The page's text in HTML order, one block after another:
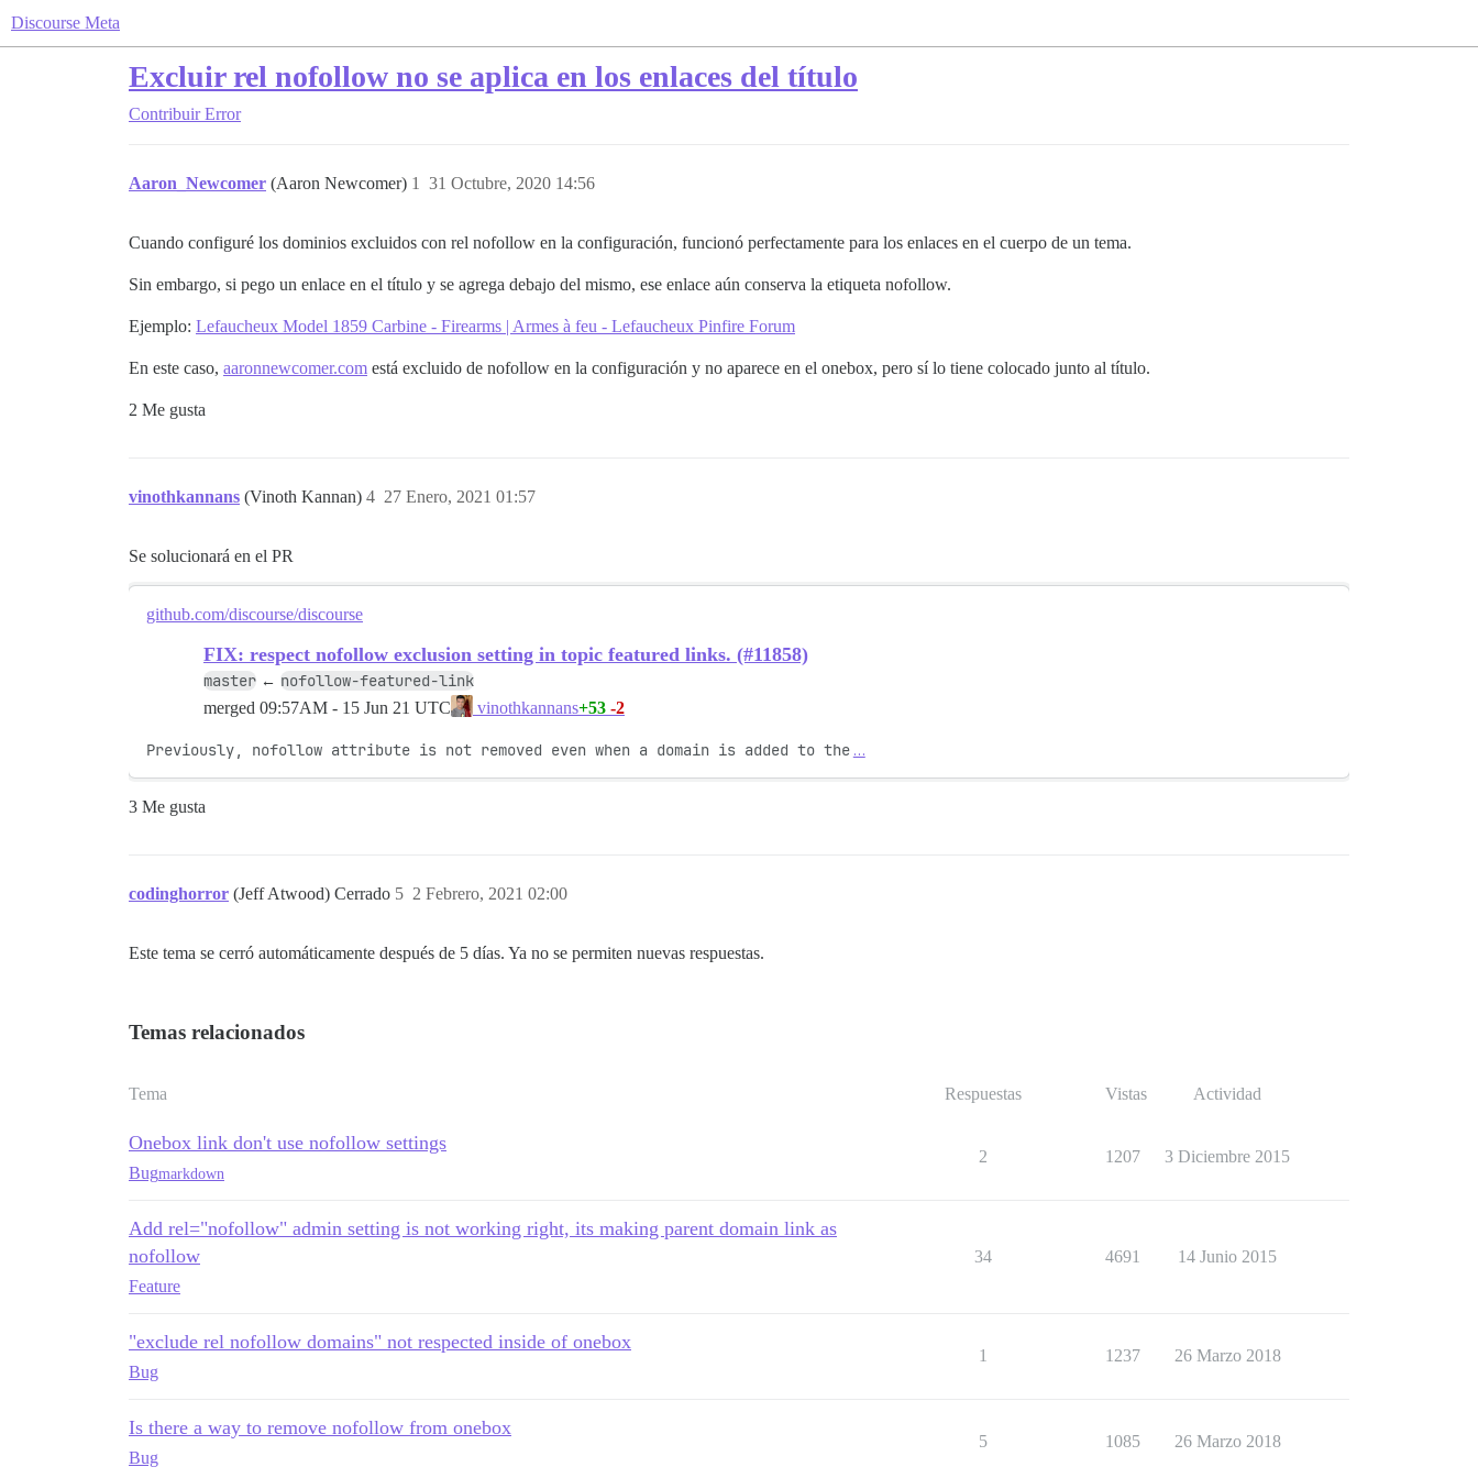
Discourse Meta
Excluir rel nofollow no se aplica en los enlaces del título
Contribuir Error
Aaron_Newcomer (Aaron Newcomer) 31 Octubre, 2020 14:56
1
Cuando configuré los dominios excluidos con rel nofollow en la configuración, funcionó perfectamente para los enlaces en el cuerpo de un tema.
Sin embargo, si pego un enlace en el título y se agrega debajo del mismo, ese enlace aún conserva la etiqueta nofollow.
Ejemplo: Lefaucheux Model 1859 Carbine - Firearms | Armes à feu - Lefaucheux Pinfire Forum
En este caso, aaronnewcomer.com está excluido de nofollow en la configuración y no aparece en el onebox, pero sí lo tiene colocado junto al título.
2 Me gusta
vinothkannans (Vinoth Kannan) 27 Enero, 2021 01:57
4
Se solucionará en el PR
github.com/discourse/discourse
FIX: respect nofollow exclusion setting in topic featured links. (#11858)
master ← nofollow-featured-link
merged 09:57AM - 15 Jun 21 UTC vinothkannans+53 -2
Previously, nofollow attribute is not removed even when a domain is added to the …
3 Me gusta
codinghorror (Jeff Atwood) Cerrado 2 Febrero, 2021 02:00
5
Este tema se cerró automáticamente después de 5 días. Ya no se permiten nuevas respuestas.
Temas relacionados
Tema Respuestas Vistas Actividad
Onebox link don't use nofollow settings
Bugmarkdown
2 1207 3 Diciembre 2015
Add rel="nofollow" admin setting is not working right, its making parent domain link as
nofollow
Feature
34 4691 14 Junio 2015
"exclude rel nofollow domains" not respected inside of onebox
Bug
1 1237 26 Marzo 2018
Is there a way to remove nofollow from onebox
Bug
5 1085 26 Marzo 2018